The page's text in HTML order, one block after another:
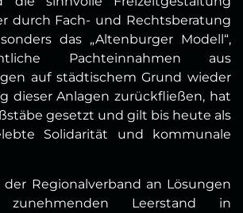
durch Fach- und Rechtsberatung
das „Altenburger Modell“,
Pachteinnahmen aus
auf städtischem Grund wieder
dieser Anlagen zurückfließen, hat
gesetzt und gilt bis heute als
Solidarität und kommunale
Regionalverband an Lösungen
Leerstand in